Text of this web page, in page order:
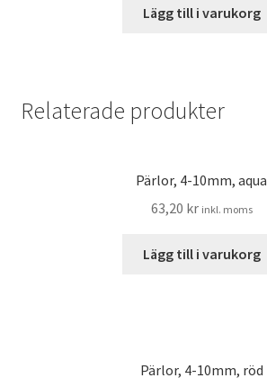
Lägg till i varukorg
Relaterade produkter
Pärlor, 4-10mm, aqua
63,20 kr inkl. moms
Lägg till i varukorg
Pärlor, 4-10mm, röd